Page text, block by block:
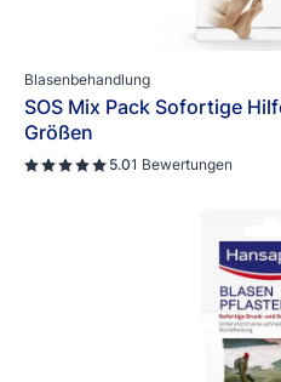
Blasenbehandlung
SOS Mix Pack Sofortige
Größen
5.01 Bewertungen